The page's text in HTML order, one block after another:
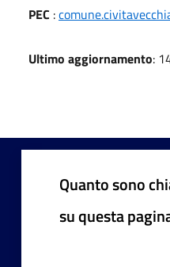
PEC :
Ultimo aggiornamento:
Quanto sono
su questa